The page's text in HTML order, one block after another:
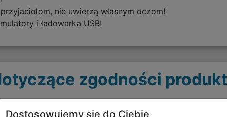
nie uwierzą własnym oczom!
i ładowarka USB!
zgodności
Osoba odpowiedzialna
Dostosowujemy się do Ciebie